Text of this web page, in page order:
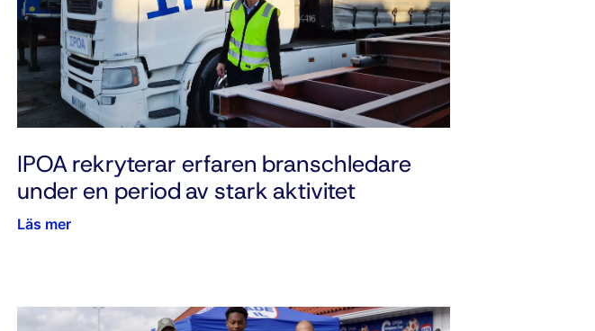
IPOA rekryterar erfaren branschledare
under en period av stark aktivitet
Läs mer